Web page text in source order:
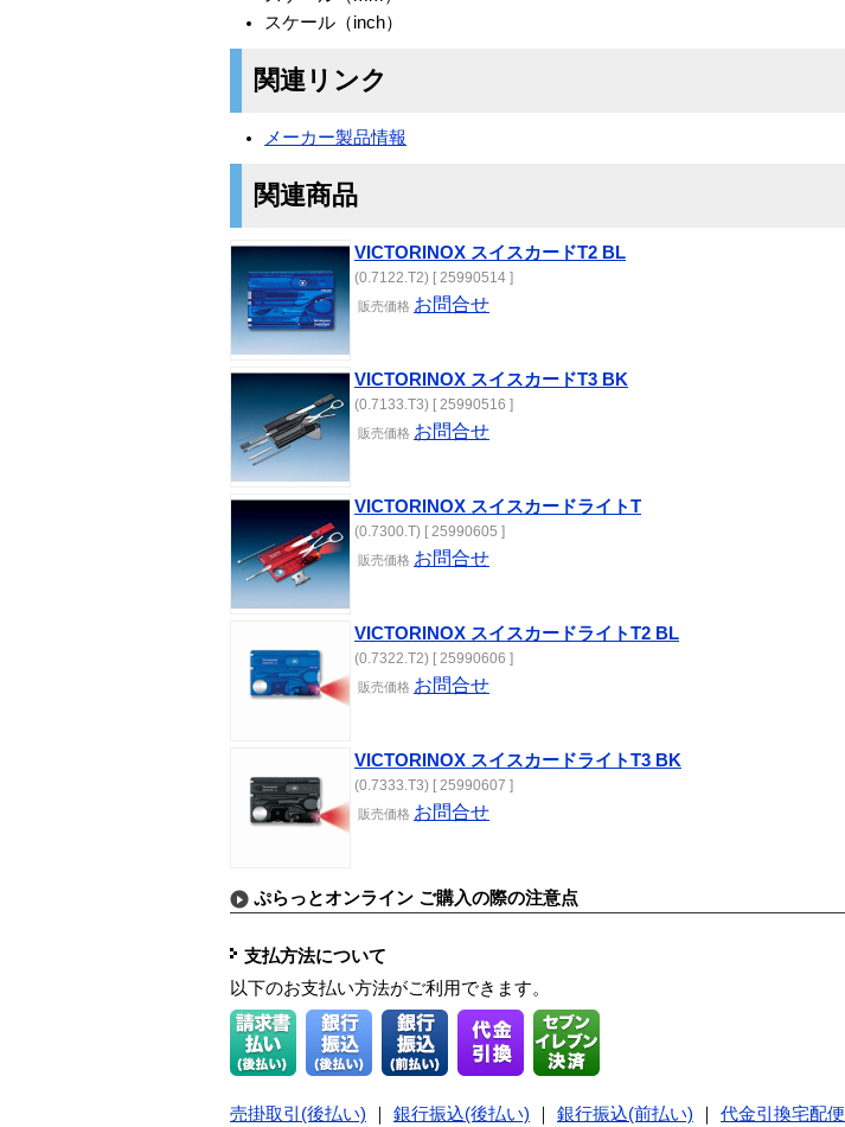
スケール（inch）
関連リンク
メーカー製品情報
関連商品
VICTORINOX スイスカードT2 BL
(0.7122.T2) [ 25990514 ]
販売価格 お問合せ
VICTORINOX スイスカードT3 BK
(0.7133.T3) [ 25990516 ]
販売価格 お問合せ
VICTORINOX スイスカードライトT
(0.7300.T) [ 25990605 ]
販売価格 お問合せ
VICTORINOX スイスカードライトT2 BL
(0.7322.T2) [ 25990606 ]
販売価格 お問合せ
VICTORINOX スイスカードライトT3 BK
(0.7333.T3) [ 25990607 ]
販売価格 お問合せ
ぷらっとオンライン ご購入の際の注意点
支払方法について
以下のお支払い方法がご利用できます。
売掛取引(後払い) 銀行振込(後払い) 銀行振込(前払い) 代金引換宅配便